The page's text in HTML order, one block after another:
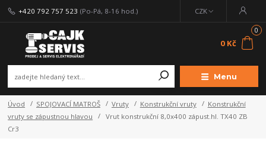
Menu
CZK
+420 792 757 523 (Po-Pá, 8-16 hod.)
0
0 Kč
Úvod SPOJOVACÍ MATROŠ Vruty Konstrukční vruty
Konstrukční
vruty se zápustnou hlavou
Vrut konstrukční 8,0x400 zápust.hl. TX40 ZB
Cr3